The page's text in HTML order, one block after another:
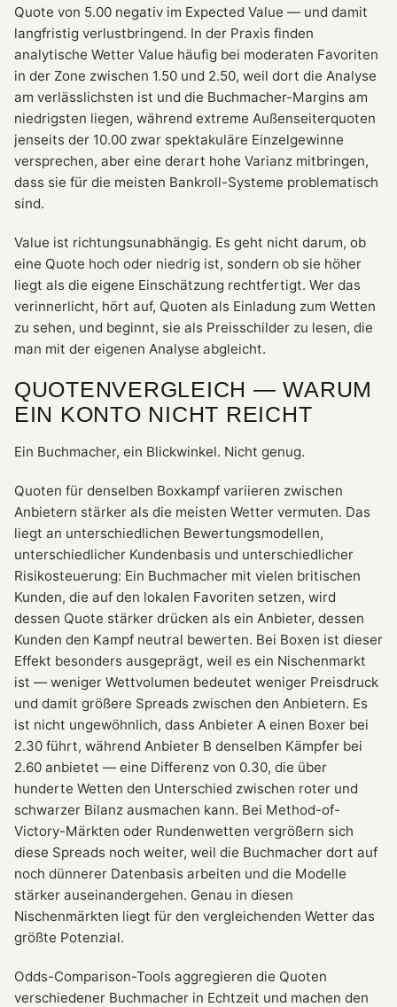
Quote von 5.00 negativ im Expected Value — und damit
langfristig verlustbringend. In der Praxis finden
analytische Wetter Value häufig bei moderaten Favoriten
in der Zone zwischen 1.50 und 2.50, weil dort die Analyse
am verlässlichsten ist und die Buchmacher-Margins am
niedrigsten liegen, während extreme Außenseiterquoten
jenseits der 10.00 zwar spektakuläre Einzelgewinne
versprechen, aber eine derart hohe Varianz mitbringen,
dass sie für die meisten Bankroll-Systeme problematisch
sind.
Value ist richtungsunabhängig. Es geht nicht darum, ob
eine Quote hoch oder niedrig ist, sondern ob sie höher
liegt als die eigene Einschätzung rechtfertigt. Wer das
verinnerlicht, hört auf, Quoten als Einladung zum Wetten
zu sehen, und beginnt, sie als Preisschilder zu lesen, die
man mit der eigenen Analyse abgleicht.
QUOTENVERGLEICH — WARUM
EIN KONTO NICHT REICHT
Ein Buchmacher, ein Blickwinkel. Nicht genug.
Quoten für denselben Boxkampf variieren zwischen
Anbietern stärker als die meisten Wetter vermuten. Das
liegt an unterschiedlichen Bewertungsmodellen,
unterschiedlicher Kundenbasis und unterschiedlicher
Risikosteuerung: Ein Buchmacher mit vielen britischen
Kunden, die auf den lokalen Favoriten setzen, wird
dessen Quote stärker drücken als ein Anbieter, dessen
Kunden den Kampf neutral bewerten. Bei Boxen ist dieser
Effekt besonders ausgeprägt, weil es ein Nischenmarkt
ist — weniger Wettvolumen bedeutet weniger Preisdruck
und damit größere Spreads zwischen den Anbietern. Es
ist nicht ungewöhnlich, dass Anbieter A einen Boxer bei
2.30 führt, während Anbieter B denselben Kämpfer bei
2.60 anbietet — eine Differenz von 0.30, die über
hunderte Wetten den Unterschied zwischen roter und
schwarzer Bilanz ausmachen kann. Bei Method-of-
Victory-Märkten oder Rundenwetten vergrößern sich
diese Spreads noch weiter, weil die Buchmacher dort auf
noch dünnerer Datenbasis arbeiten und die Modelle
stärker auseinandergehen. Genau in diesen
Nischenmärkten liegt für den vergleichenden Wetter das
größte Potenzial.
Odds-Comparison-Tools aggregieren die Quoten
verschiedener Buchmacher in Echtzeit und machen den